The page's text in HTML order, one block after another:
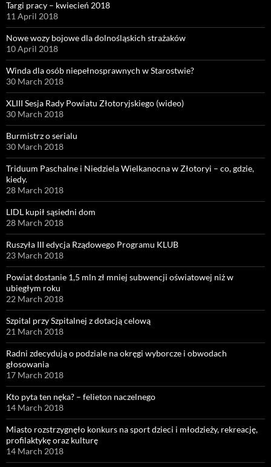
Targi pracy – kwiecień 2018
11 April 2018
Nowe wozy bojowe dla dolnośląskich strażaków
10 April 2018
Winda dla osób niepełnosprawnych w Starostwie?
30 March 2018
XLIII Sesja Rady Powiatu Złotoryjskiego (wideo)
30 March 2018
Burmistrz o serialu
30 March 2018
Triduum Paschalne i Niedziela Wielkanocna w Złotoryi – co, gdzie,
kiedy.
28 March 2018
LIDL kupił sąsiedni dom
28 March 2018
Ruszyła III edycja Rządowego Programu KLUB
23 March 2018
Powiat dostanie 1,5 mln zł mniej subwencji oświatowej niż w
ubiegłym roku
22 March 2018
Szpital przy Szpitalnej z dotacją celową
21 March 2018
Radni zdecydują o podziale na okręgi wyborcze i obwodach
głosowania
17 March 2018
Kto pyta ten nęka? – felieton naczelnego
14 March 2018
Miasto rozstrzygnęło konkurs na sport dzieci i młodzieży, rekreację,
profilaktykę oraz kulturę
14 March 2018